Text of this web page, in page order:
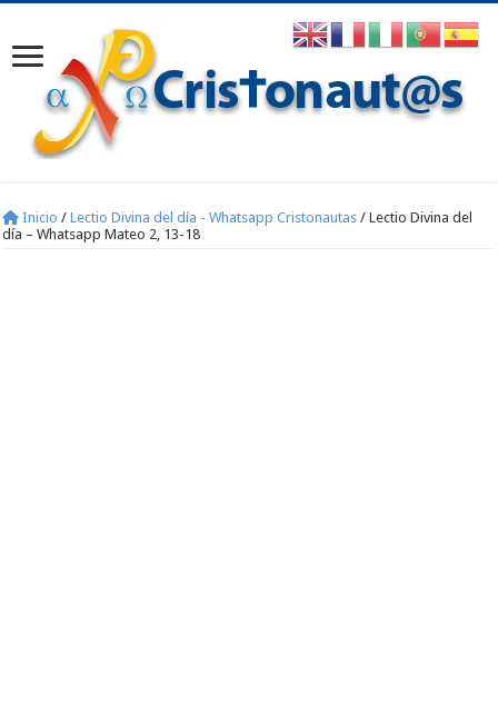
Inicio / Lectio Divina del día - Whatsapp Cristonautas / Lectio Divina del
día – Whatsapp Mateo 2, 13-18